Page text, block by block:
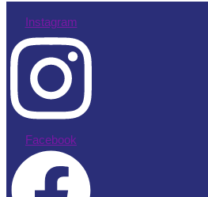
Instagram
Facebook